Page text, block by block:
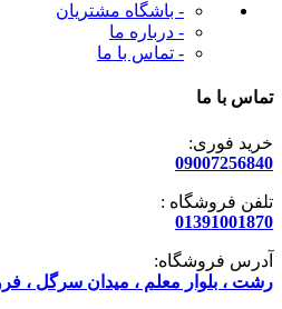
- باشگاه مشتریان
- درباره ما
- تماس با ما
تماس با ما
خرید فوری:
09007256840
تلفن فروشگاه :
01391001870
آدرس فروشگاه:
رشت ، بلوار معلم ، میدان سرگل ،